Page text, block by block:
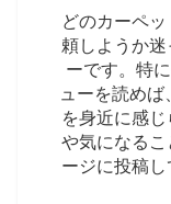
どのカーペ
頼しようか
ーです。特
ューを読め
を身近に感
や気になる
ージに投稿